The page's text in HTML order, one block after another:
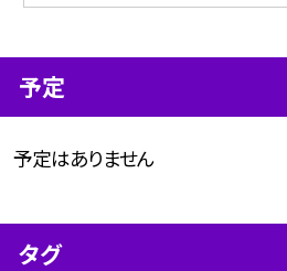
予定
予定はありません
タグ